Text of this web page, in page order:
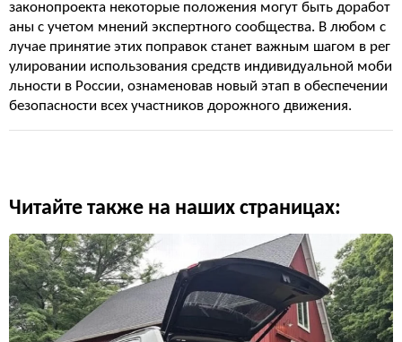
законопроекта некоторые положения могут быть доработ
аны с учетом мнений экспертного сообщества. В любом с
лучае принятие этих поправок станет важным шагом в рег
улировании использования средств индивидуальной моби
льности в России, ознаменовав новый этап в обеспечении
безопасности всех участников дорожного движения.
Читайте также на наших страницах: